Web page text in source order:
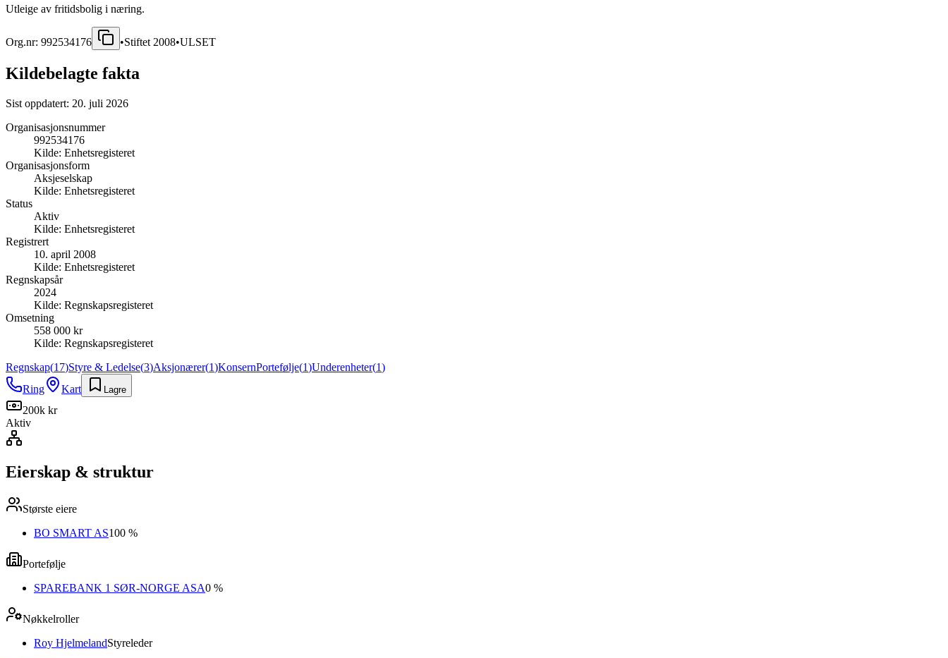
Utleige av fritidsbolig i næring.
Org.nr: 992534176 •Stiftet 2008•ULSET
Kildebelagte fakta
Sist oppdatert: 20. juli 2026
Organisasjonsnummer
992534176
Kilde: Enhetsregisteret
Organisasjonsform
Aksjeselskap
Kilde: Enhetsregisteret
Status
Aktiv
Kilde: Enhetsregisteret
Registrert
10. april 2008
Kilde: Enhetsregisteret
Regnskapsår
2024
Kilde: Regnskapsregisteret
Omsetning
558 000 kr
Kilde: Regnskapsregisteret
Regnskap(17)Styre & Ledelse(3)Aksjonærer(1)KonsernPortefølje(1)Underenheter(1)
Ring
Kart Lagre
200k kr
Aktiv
Eierskap & struktur
Største eiere
BO SMART AS100 %
Portefølje
SPAREBANK 1 SØR-NORGE ASA0 %
Nøkkelroller
Roy HjelmelandStyreleder